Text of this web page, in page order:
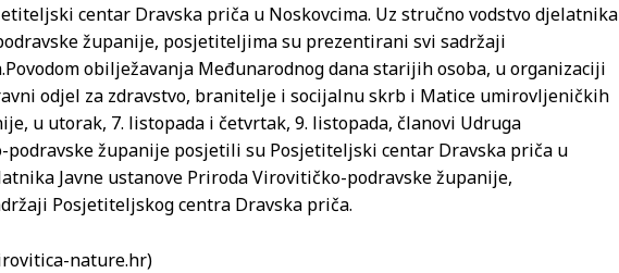
centar Dravska priča u Noskovcima. Uz stručno vodstvo djelatnika
županije, posjetiteljima su prezentirani svi sadržaji
Povodom obilježavanja Međunarodnog dana starijih osoba, u organizaciji
odjel za zdravstvo, branitelje i socijalnu skrb i Matice umirovljeničkih
u utorak, 7. listopada i četvrtak, 9. listopada, članovi Udruga
županije posjetili su Posjetiteljski centar Dravska priča u
Javne ustanove Priroda Virovitičko-podravske županije,
Posjetiteljskog centra Dravska priča.
nature.hr)